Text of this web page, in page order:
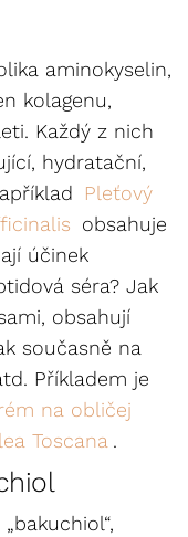
aminokyselin,
kolagenu,
Každý z nich
hydratační,
Pleťový
obsahuje
účinek
séra? Jak
obsahují
současně na
Příkladem je
na obličej
Toscana .